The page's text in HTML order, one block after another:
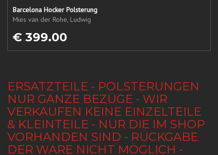
Barcelona Hocker Polsterung
Mies van der Rohe, Ludwig
€ 399.00
ERSATZTEILE - POLSTERUNGEN
NUR GANZE BEZÜGE - WIR
VERKAUFEN KEINE EINZELTEILE
& KLEINTEILE - NUR DIE IM SHOP
VORHANDEN SIND - RÜCKGABE
DER WARE NICHT MÖGLICH -